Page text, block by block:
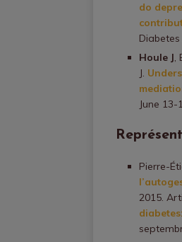
do
Houle J,
J.
June
Pierre-
2015.